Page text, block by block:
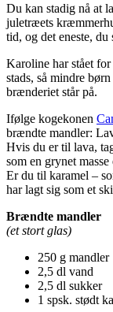
Du kan stadig nå at
juletræets
tid, og det eneste,
Karoline har stået
stads, så mindre
brænderiet står på.
Ifølge kogekonen
brændte mandler:
Hvis du er til lava,
som en grynet
Er du til karamel –
har lagt sig som et
Brændte mandler
(et stort glas)
250 g mandler
2,5 dl vand
2,5 dl sukker
1 spsk. stødt